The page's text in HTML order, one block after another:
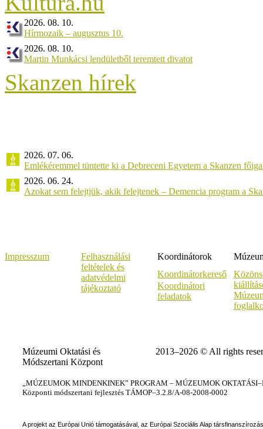
2026. 08. 10.
Hírmozaik – augusztus 10.
2026. 08. 10.
Martin Munkácsi lendületből teremtett divatot
Skanzen hírek
2026. 07. 06.
Emlékéremmel tüntette ki a Debreceni Egyetem a Skanzen
2026. 06. 24.
Azokat sem felejtjük, akik felejtenek – Demencia program a
Impresszum
Felhasználási
feltételek és
adatvédelmi
tájékoztató
Koordinátorok
Koordinátorkereső
Koordinátori
feladatok
Múzeumi Oktatási és
Módszertani Központ
2013–2026 © All rights
„MÚZEUMOK MINDENKINEK” PROGRAM – MÚZEUMOK
Központi módszertani fejlesztés TÁMOP–3.2.8/A-08-2008-0002
A projekt az Európai Unió támogatásával, az Európai Szociális Alap